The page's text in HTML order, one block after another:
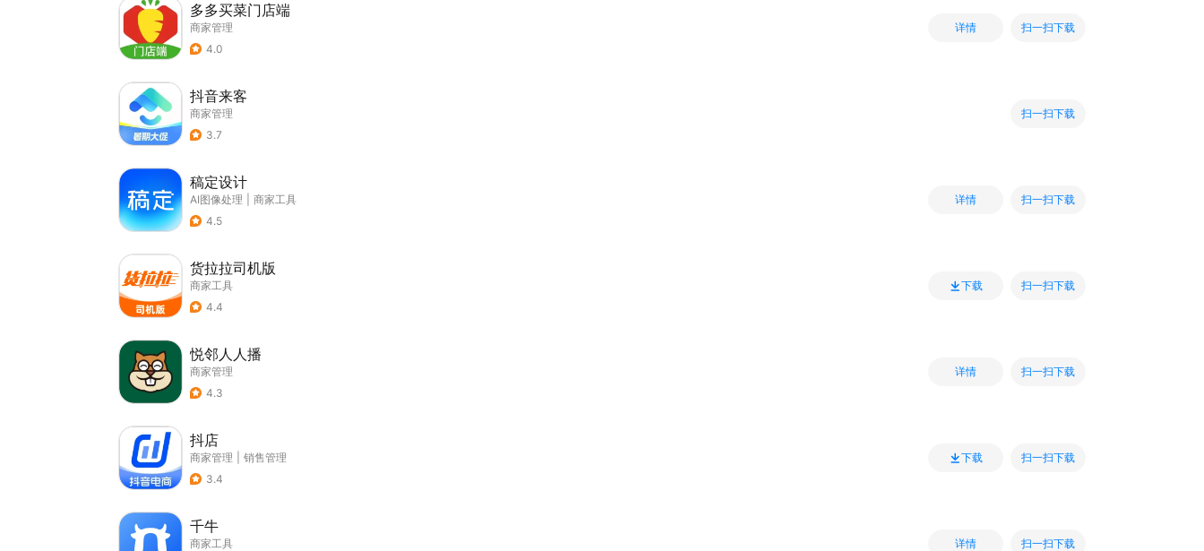
多多买菜门店端
商家管理
4.0
详情 扫一扫下载
抖音来客
商家管理
3.7
扫一扫下载
稿定设计
AI图像处理
商家工具
4.5
详情 扫一扫下载
货拉拉司机版
商家工具
4.4
下载 扫一扫下载
悦邻人人播
商家管理
4.3
详情 扫一扫下载
抖店
商家管理
销售管理
3.4
下载 扫一扫下载
千牛
商家工具
详情 扫一扫下载